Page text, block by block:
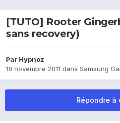
[TUTO] Rooter
sans recovery)
Par Hypnoz
18 novembre 2011 dans Samsung
Répondre à